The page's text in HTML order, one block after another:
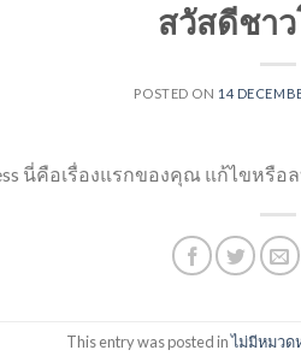
สวัสดีชาว
POSTED ON 14
นี่คือเรื่องแรกของคุณ แก้ไขหรือ
This entry was posted inไม่มีหมวด